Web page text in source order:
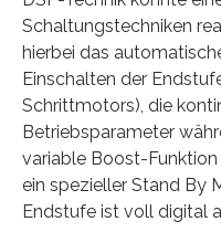
Schaltungstechniken
hierbei das
Einschalten der
Schrittmotors), die
Betriebsparameter
variable Boost-
ein spezieller Stand By
Endstufe ist voll digital